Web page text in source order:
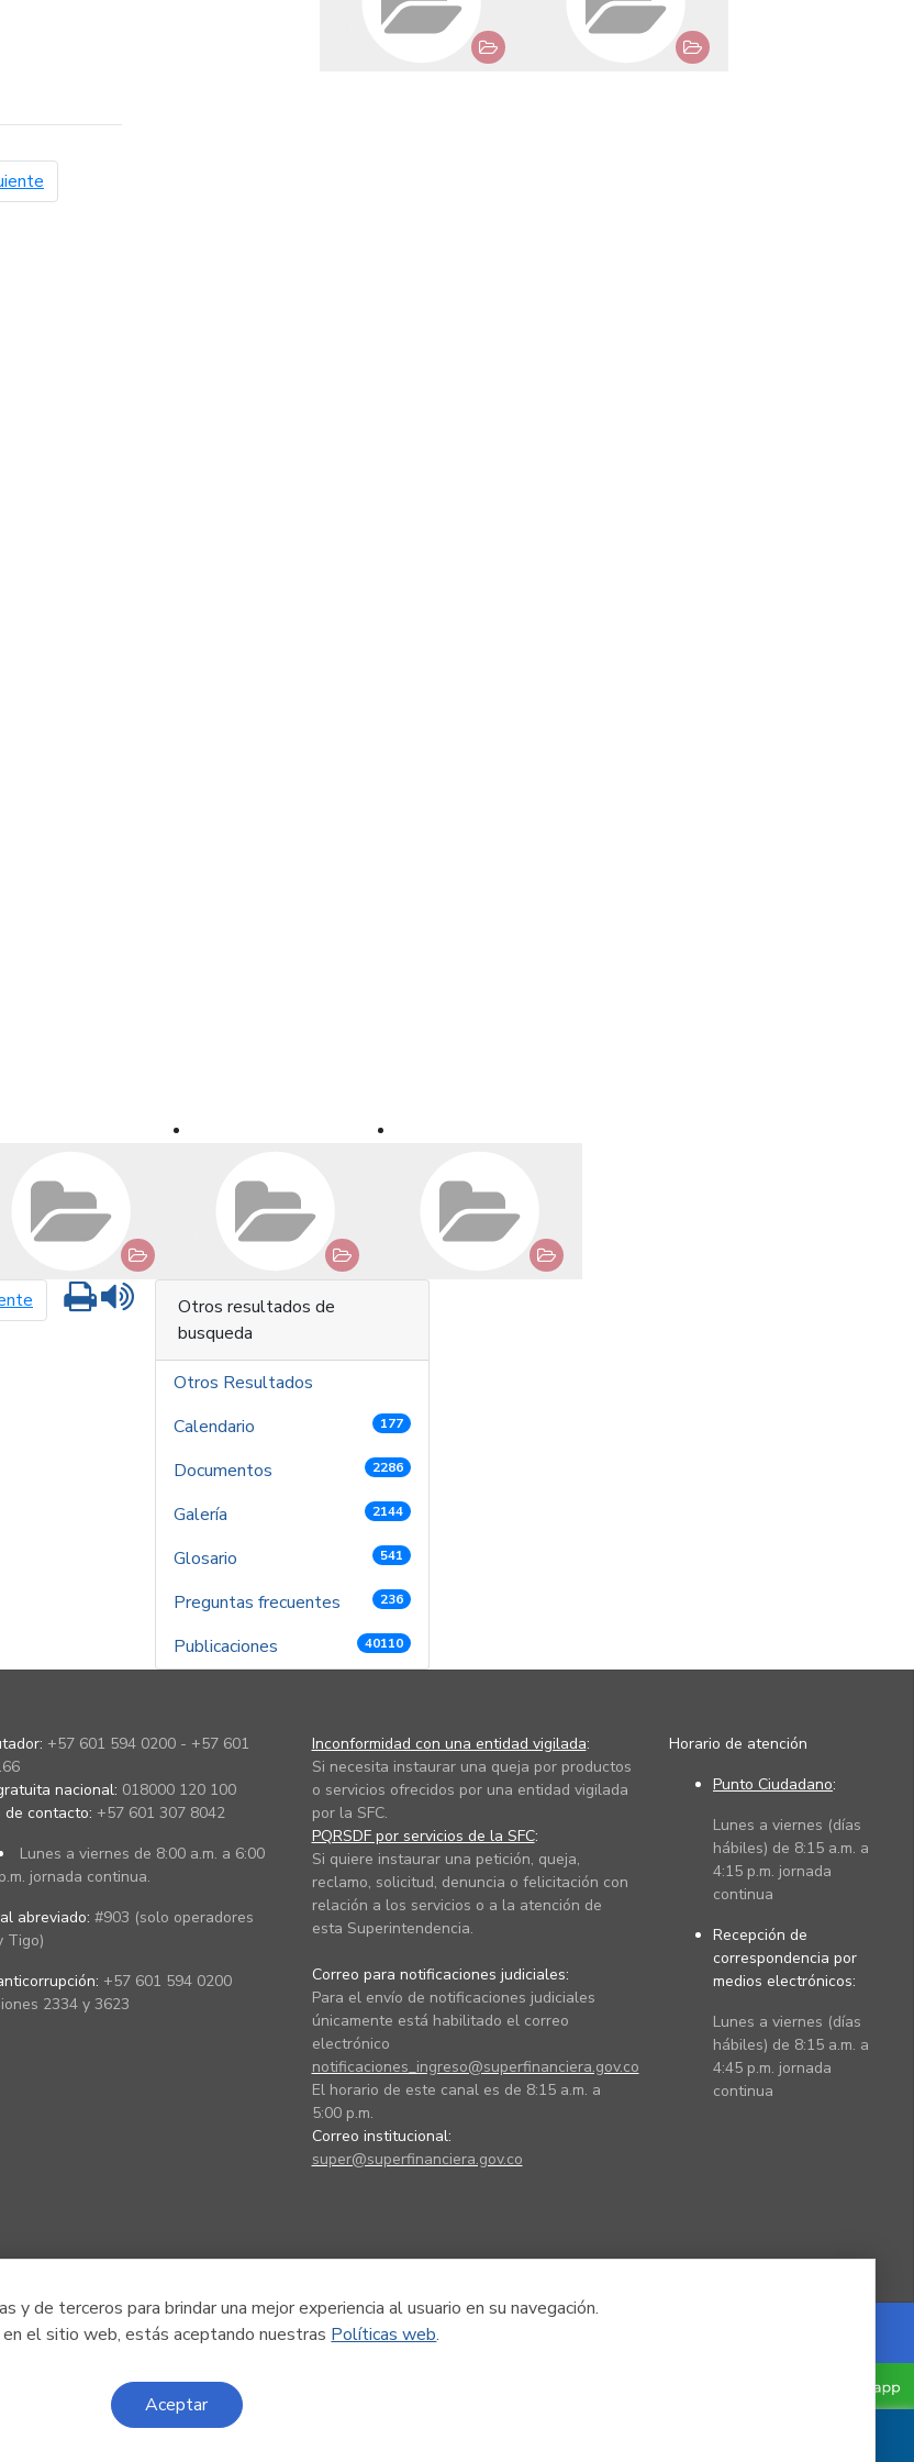
y de terceros para brindar una mejor experiencia al usuario en su navegación.
en el sitio web, estás aceptando nuestras Políticas web.
Aceptar
página siguiente
Imprimir
Otros resultados de
busqueda
Otros Resultados
Calendario
177
Documentos 2286
Galería 2144
Glosario 541
Preguntas frecuentes 236
Publicaciones 40110
+57 601 594 0200 - +57 601
nacional: 018000 120 100
de contacto: +57 601 307 8042
Lunes a viernes de 8:00 a.m. a 6:00
p.m. jornada continua.
abreviado: #903 (solo operadores
Tigo)
+57 601 594 0200
2334 y 3623
Inconformidad con una entidad vigilada:
Si necesita instaurar una queja por productos
o servicios ofrecidos por una entidad vigilada
por la SFC.
PQRSDF por servicios de la SFC:
Si quiere instaurar una petición, queja,
reclamo, solicitud, denuncia o felicitación con
relación a los servicios o a la atención de
esta Superintendencia.
Correo para notificaciones judiciales:
Para el envío de notificaciones judiciales
únicamente está habilitado el correo
electrónico
notificaciones_ingreso@superfinanciera.gov.co
El horario de este canal es de 8:15 a.m. a
5:00 p.m.
Correo institucional:
super@superfinanciera.gov.co
Horario de atención
Punto Ciudadano:
Lunes a viernes (días
hábiles) de 8:15 a.m. a
4:15 p.m. jornada
continua
Recepción de
correspondencia por
medios electrónicos:
Lunes a viernes (días
hábiles) de 8:15 a.m. a
4:45 p.m. jornada
continua
Powered by Nexura